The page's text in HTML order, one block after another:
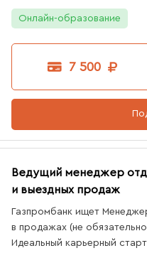
12
12
Онлайн-образование
7 500
Ведущий менеджер
и выездных продаж
Газпромбанк ищет
в продажах (не
Идеальный карьерный